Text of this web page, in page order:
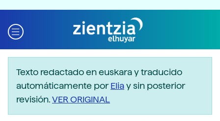
Texto redactado en euskara y traducido
automáticamente porEliay sin posterior
revisión.VER ORIGINAL